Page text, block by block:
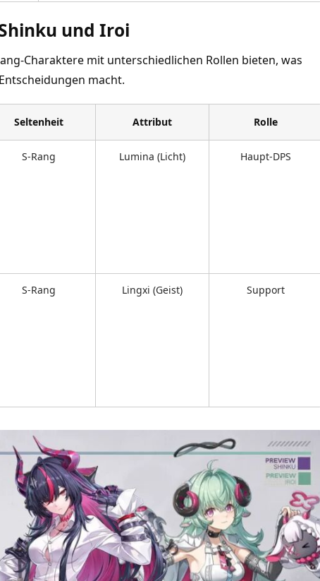
und Iroi
Charaktere mit unterschiedlichen Rollen bieten, was
macht.
Seltenheit Attribut Rolle
S-Rang Lumina (Licht) Haupt-DPS
S-Rang Lingxi (Geist) Support